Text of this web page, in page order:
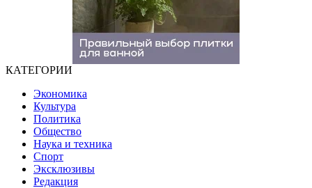
КАТЕГОРИИ
Экономика
Культура
Политика
Общество
Наука и техника
Спорт
Эксклюзивы
Редакция